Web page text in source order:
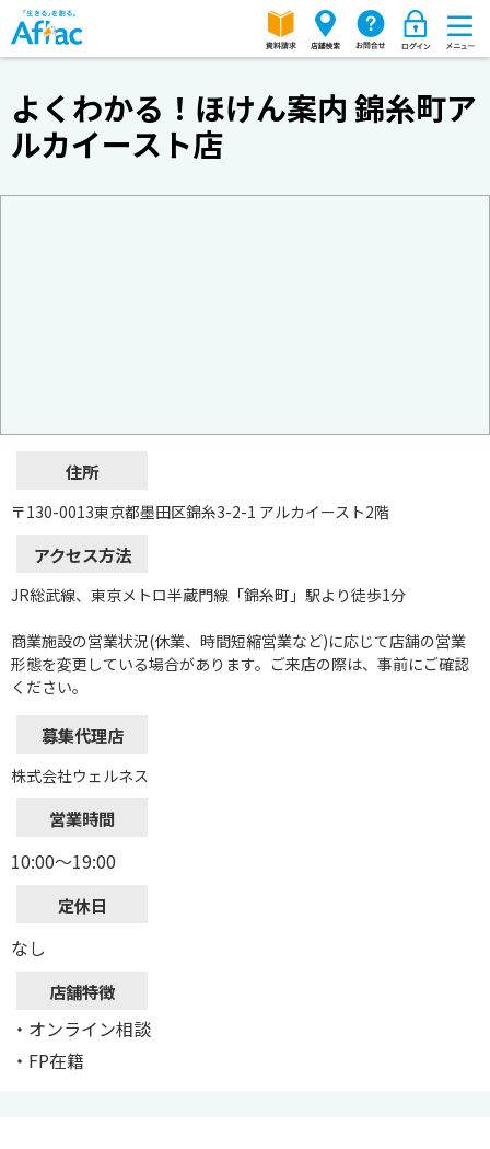
よくわかる！ほけん案内 錦糸町ア
ルカイースト店
住所
〒130-0013東京都墨田区錦糸3-2-1 アルカイースト2階
アクセス方法
JR総武線、東京メトロ半蔵門線「錦糸町」駅より徒歩1分
商業施設の営業状況(休業、時間短縮営業など)に応じて店舗の営業
形態を変更している場合があります。ご来店の際は、事前にご確認
ください。
募集代理店
株式会社ウェルネス
営業時間
10:00～19:00
定休日
なし
店舗特徴
・オンライン相談
・FP在籍